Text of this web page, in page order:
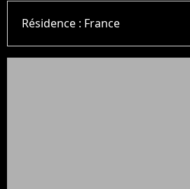
Résidence : France